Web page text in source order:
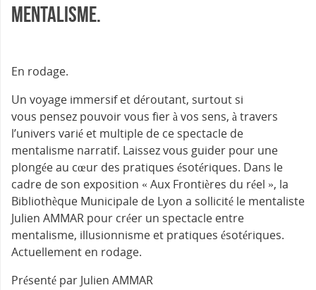
mentalisme.
En rodage.
Un voyage immersif et déroutant, surtout si
vous pensez pouvoir vous fier à vos sens, à travers
l’univers varié et multiple de ce spectacle de
mentalisme narratif. Laissez vous guider pour une
plongée au cœur des pratiques ésotériques. Dans le
cadre de son exposition « Aux Frontières du réel », la
Bibliothèque Municipale de Lyon a sollicité le mentaliste
Julien AMMAR pour créer un spectacle entre
mentalisme, illusionnisme et pratiques ésotériques.
Actuellement en rodage.
Présenté par Julien AMMAR